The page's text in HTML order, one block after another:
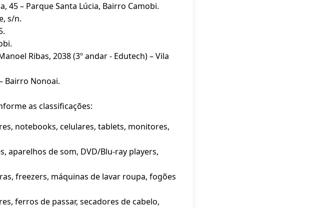
45 – Parque Santa Lúcia, Bairro Camobi.
s/n.
Ribas, 2038 (3º andar - Edutech) – Vila
Bairro Nonoai.
as classificações:
notebooks, celulares, tablets, monitores,
aparelhos de som, DVD/Blu-ray players,
freezers, máquinas de lavar roupa, fogões
ferros de passar, secadores de cabelo,